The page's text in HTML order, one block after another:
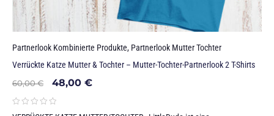
Partnerlook Kombinierte Produkte, Partnerlook Mutter Tochter
Verrückte Katze Mutter & Tochter – Mutter-Tochter-Partnerlook 2 T-Shirts
60,00€ 48,00 €